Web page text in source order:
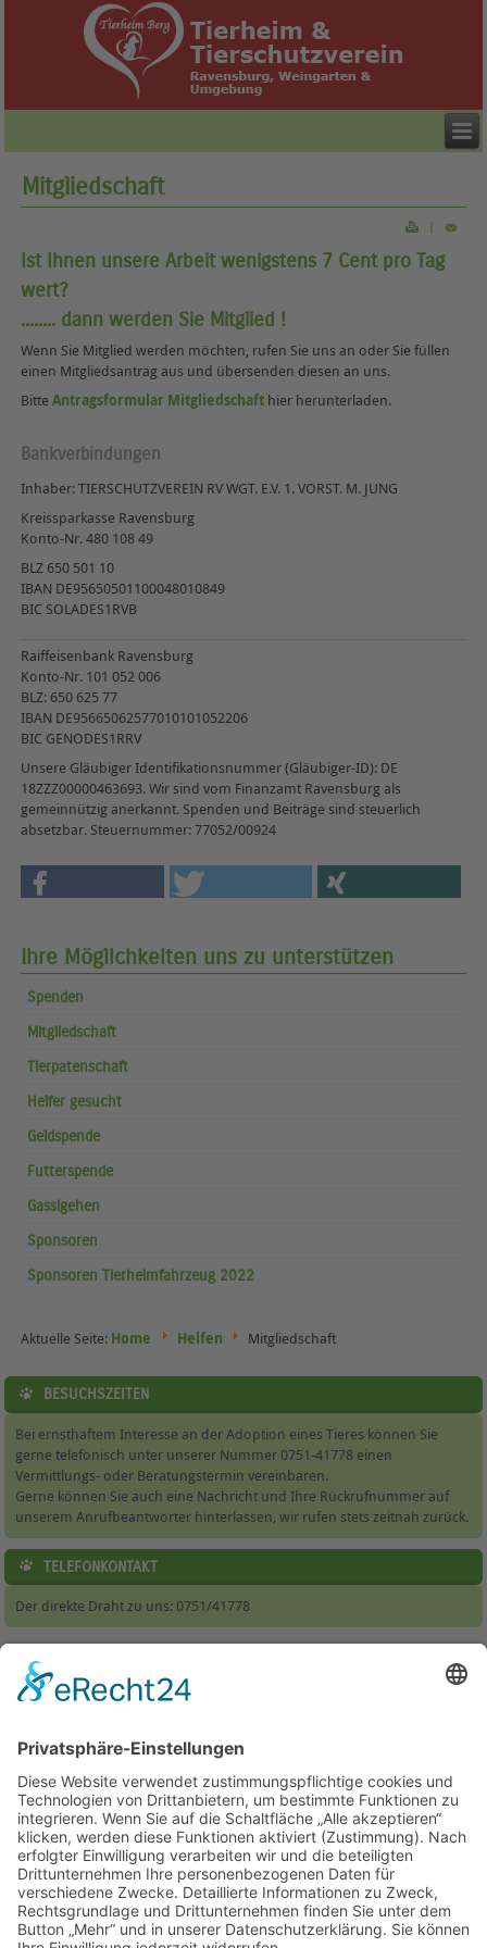
Mitgliedschaft
|
Ist Ihnen unsere Arbeit wenigstens 7 Cent pro Tag
wert?
........ dann werden Sie Mitglied !
Wenn Sie Mitglied werden möchten, rufen Sie uns an oder Sie füllen
einen Mitgliedsantrag aus und übersenden diesen an uns.
BitteAntragsformular Mitgliedschaft hier herunterladen.
Bankverbindungen
Inhaber: TIERSCHUTZVEREIN RV WGT. E.V. 1. VORST. M. JUNG
Kreissparkasse Ravensburg
Konto-Nr. 480 108 49
BLZ 650 501 10
IBAN DE95650501100048010849
BIC SOLADES1RVB
Raiffeisenbank Ravensburg
Konto-Nr. 101 052 006
BLZ: 650 625 77
IBAN DE95665062577010101052206
BIC GENODES1RRV
Unsere Gläubiger Identifikationsnummer (Gläubiger-ID): DE
18ZZZ00000463693. Wir sind vom Finanzamt Ravensburg als
gemeinnützig anerkannt. Spenden und Beiträge sind steuerlich
absetzbar. Steuernummer: 77052/00924
Ihre Möglichkeiten uns zu unterstützen
Spenden
Mitgliedschaft
Tierpatenschaft
Helfer gesucht
Geldspende
Futterspende
Gassigehen
Sponsoren
Sponsoren Tierheimfahrzeug 2022
Aktuelle Seite: Home Helfen Mitgliedschaft
BESUCHSZEITEN
Bei ernsthaftem Interesse an der Adoption eines Tieres können Sie
gerne telefonisch unter unserer Nummer 0751-41778 einen
Vermittlungs- oder Beratungstermin vereinbaren.
Gerne können Sie auch eine Nachricht und Ihre Rückrufnummer auf
unserem Anrufbeantworter hinterlassen, wir rufen stets zeitnah zurück.
TELEFONKONTAKT
Der direkte Draht zu uns: 0751/41778
Home|Tierheim & Tierschutzverein|Helfen|Jugendbereich
|Service|Wissenswertes |Formulare|Kontakt
Besucherstatistik:Heute: 231 | Gestern: 375 | Monat: 3654 |
Gesamt: 1110779